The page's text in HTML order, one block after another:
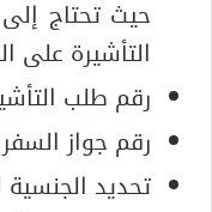
حيث تحتاج
التأشيرة على
رقم طلب
رقم جواز
تحديد الجنسية